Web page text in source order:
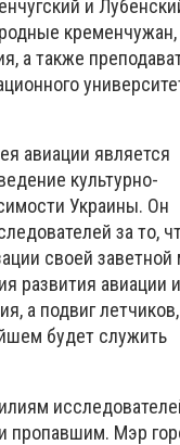
и
а также
авиации является
культурно-
Украины. Он
за то,
своей
развития авиации и
а подвиг летчиков,
будет служить
пропавшим. Мэр